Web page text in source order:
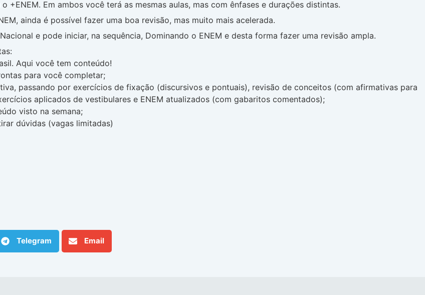
Em ambos você terá as mesmas aulas, mas com ênfases e durações distintas.
ainda é possível fazer uma boa revisão, mas muito mais acelerada.
e pode iniciar, na sequência, Dominando o ENEM e desta forma fazer uma revisão ampla.
Aqui você tem conteúdo!
para você completar;
passando por exercícios de fixação (discursivos e pontuais), revisão de conceitos (com afirmativas para
aplicados de vestibulares e ENEM atualizados (com gabaritos comentados);
visto na semana;
dúvidas (vagas limitadas)
Telegram Email